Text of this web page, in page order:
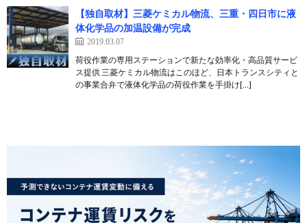
【独自取材】三菱ケミカル物流、三重・四日市に液
体化学品の加温設備が完成
2019.03.07
荷役作業の専用ステーションで新たな効率化・高品質サービ
ス提供 三菱ケミカル物流はこのほど、日本トランスシティと
の事業合弁で液体化学品の荷役作業を手掛け[…]